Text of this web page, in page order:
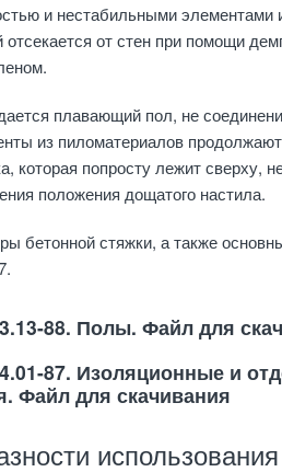
и нестабильными
от стен при помощи
плавающий пол, не
из пиломатериалов
которая попросту лежит сверху,
положения дощатого настила.
бетонной стяжки, а также
88. Полы. Файл для
87. Изоляционные и
Файл для скачивания